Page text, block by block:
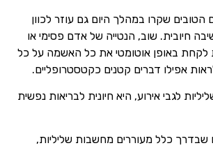
הטובים שקרו במהלך היום גם עוזר לכוון
חיובית. שוב, הנטייה של אדם פסימי או
לקחת באופן אוטומטי את כל האשמה על כל
אפילו דברים קטנים כקטסטרופליים.
לגבי אירוע, היא חיונית לבריאות נפשית
שבדרך כלל מעוררים מחשבות שליליות,